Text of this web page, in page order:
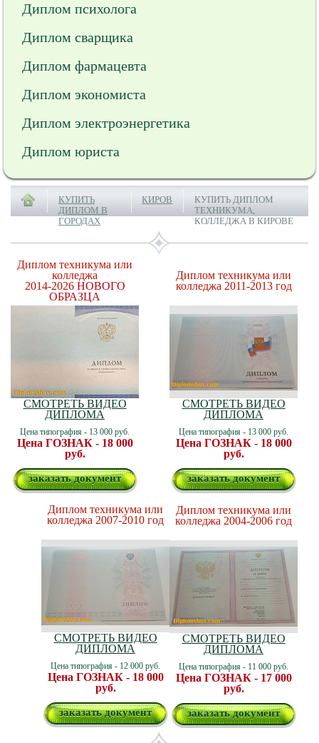
Диплом психолога
Диплом сварщика
Диплом фармацевта
Диплом экономиста
Диплом электроэнергетика
Диплом юриста
КУПИТЬ
ДИПЛОМ В
ГОРОДАХ
КИРОВ
КУПИТЬ ДИПЛОМ
ТЕХНИКУМА,
КОЛЛЕДЖА В КИРОВЕ
Диплом техникума или
колледжа
2014-2026 НОВОГО
ОБРАЗЦА
СМОТРЕТЬ ВИДЕО
ДИПЛОМА
Цена типография - 13 000 руб.
Цена ГОЗНАК - 18 000
руб.
заказать документ
Диплом техникума или
колледжа 2011-2013 год
СМОТРЕТЬ ВИДЕО
ДИПЛОМА
Цена типография - 13 000 руб.
Цена ГОЗНАК - 18 000
руб.
заказать документ
Диплом техникума или
колледжа 2007-2010 год
СМОТРЕТЬ ВИДЕО
ДИПЛОМА
Цена типография - 12 000 руб.
Цена ГОЗНАК - 18 000
руб.
заказать документ
Диплом техникума или
колледжа 2004-2006 год
СМОТРЕТЬ ВИДЕО
ДИПЛОМА
Цена типография - 11 000 руб.
Цена ГОЗНАК - 17 000
руб.
заказать документ